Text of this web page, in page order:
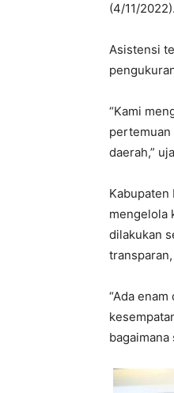
(4/11/2022).
Asistensi
“Kami
pertemuan
daerah,”
Kabupaten
mengelola
dilakukan
“Ada